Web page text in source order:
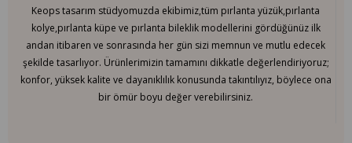
Keops tasarım stüdyomuzda ekibimiz,tüm pırlanta yüzük,pırlanta
kolye,pırlanta küpe ve pırlanta bileklik modellerini gördüğünüz ilk
andan itibaren ve sonrasında her gün sizi memnun ve mutlu edecek
şekilde tasarlıyor. Ürünlerimizin tamamını dikkatle değerlendiriyoruz;
konfor, yüksek kalite ve dayanıklılık konusunda takıntılıyız, böylece ona
bir ömür boyu değer verebilirsiniz.